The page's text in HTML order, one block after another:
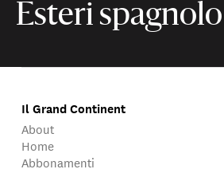
Esteri spagnolo
Il Grand Continent
About
Home
Abbonamenti